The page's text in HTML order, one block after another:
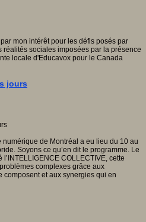
mon intérêt pour les défis posés par
sociales imposées par la présence
locale d'Educavox pour le Canada
jours
de Montréal a eu lieu du 10 au
Soyons ce qu’en dit le programme. Le
COLLECTIVE, cette
complexes grâce aux
et aux synergies qui en